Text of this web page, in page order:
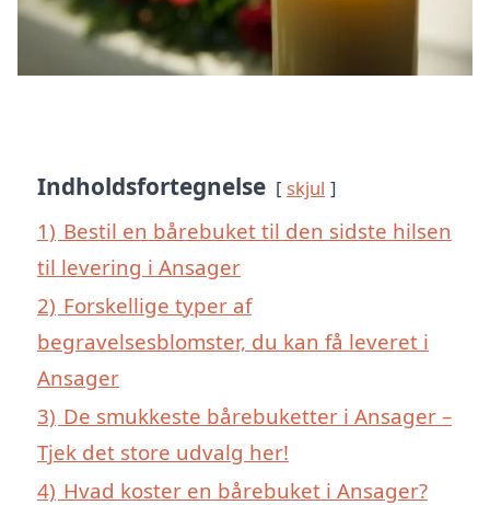
Indholdsfortegnelse skjul
1) Bestil en bårebuket til den sidste hilsen
til levering i Ansager
2) Forskellige typer af
begravelsesblomster, du kan få leveret i
Ansager
3) De smukkeste bårebuketter i Ansager –
Tjek det store udvalg her!
4) Hvad koster en bårebuket i Ansager?